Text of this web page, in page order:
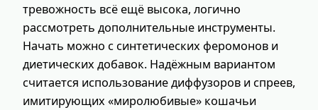
тревожность всё ещё высока, логично
рассмотреть дополнительные инструменты.
Начать можно с синтетических феромонов и
диетических добавок. Надёжным вариантом
считается использование диффузоров и спреев,
имитирующих «миролюбивые» кошачьи